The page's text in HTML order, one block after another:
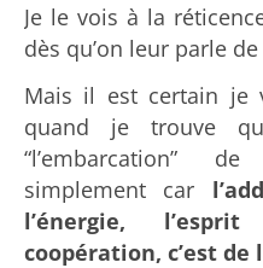
Je le vois à la
dès qu’on leur parle
Mais il est certain je
quand je trouve
“l’embarcation”
simplement car
l’énergie,
coopération, c’est de